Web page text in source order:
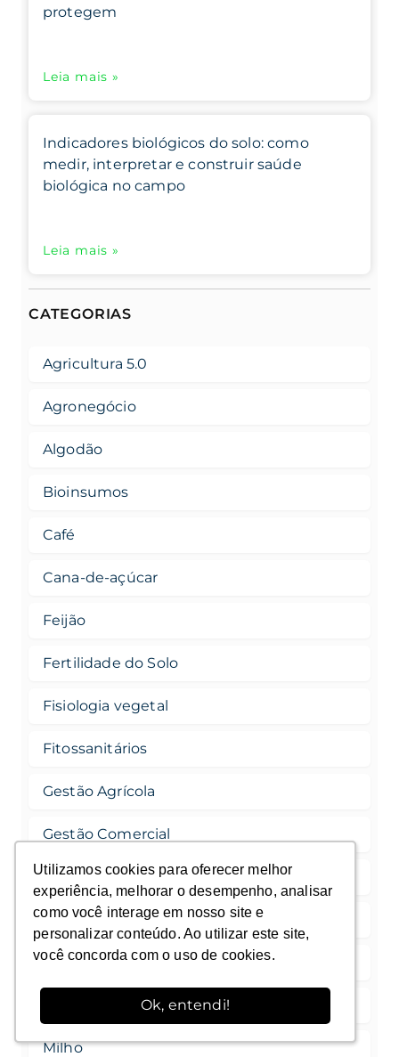
Utilizamos cookies para oferecer melhor
experiência, melhorar o desempenho, analisar
como você interage em nosso site e
personalizar conteúdo. Ao utilizar este site,
você concorda com o uso de cookies.
Ok, entendi!
Utilizamos cookies para oferecer melhor
experiência, melhorar o desempenho, analisar
como você interage em nosso site e
personalizar conteúdo. Ao utilizar este site,
você concorda com o uso de cookies.
Ok, entendi!
protegem
Leia mais »
Indicadores biológicos do solo: como
medir, interpretar e construir saúde
biológica no campo
Leia mais »
CATEGORIAS
Agricultura 5.0
Agronegócio
Algodão
Bioinsumos
Café
Cana-de-açúcar
Feijão
Fertilidade do Solo
Fisiologia vegetal
Fitossanitários
Gestão Agrícola
Gestão Comercial
Imersões
Inteligência Artificial
Máquinas Agrícolas
Marketing e Vendas
Milho